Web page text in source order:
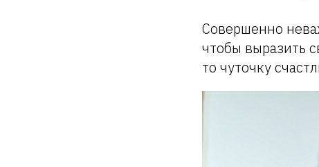
Совершенно
чтобы выразить
то чуточку